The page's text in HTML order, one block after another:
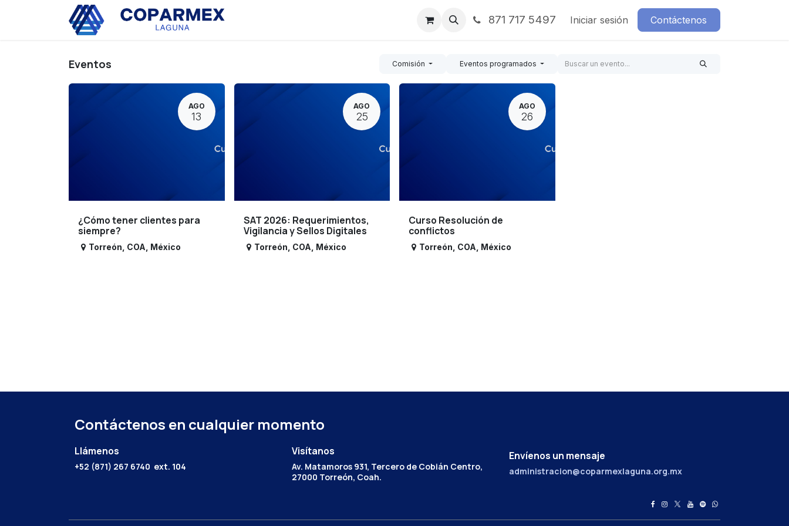
Noticias Contáctenos871 717 5497 Iniciar sesión Contáctenos
Eventos Comisión Eventos programados
AGO
13
¿Cómo tener clientes para
siempre?
Torreón COA México
AGO
25
SAT 2026: Requerimientos,
Vigilancia y Sellos Digitales
Torreón COA México
AGO
26
Curso Resolución de
conflictos
Torreón COA México
Contáctenos en cualquier momento
Llámenos
+52 (871) 267 6740 ext. 104
Envíenos un mensaje
administracion@coparmexlaguna.org.mx
Visítanos
Av. Matamoros 931, Tercero de Cobián Centro,
27000 Torreón, Coah.